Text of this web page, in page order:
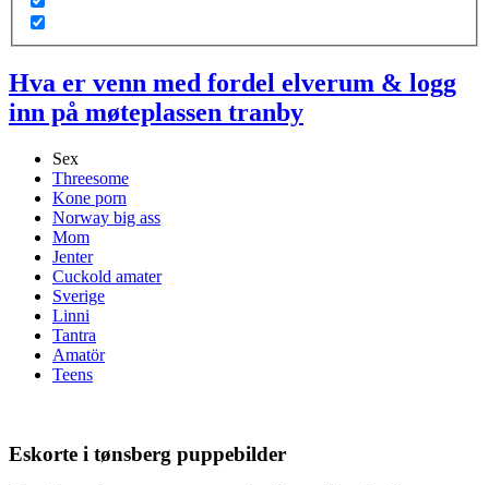
Hva er venn med fordel elverum & logg
inn på møteplassen tranby
Sex
Threesome
Kone porn
Norway big ass
Mom
Jenter
Cuckold amater
Sverige
Linni
Tantra
Amatör
Teens
Eskorte i tønsberg puppebilder